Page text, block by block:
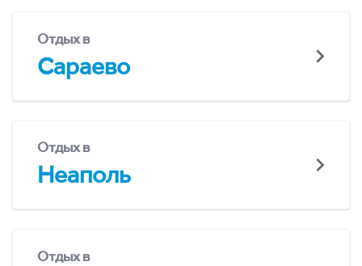
Отдых в
Сараево
Отдых в
Неаполь
Отдых в